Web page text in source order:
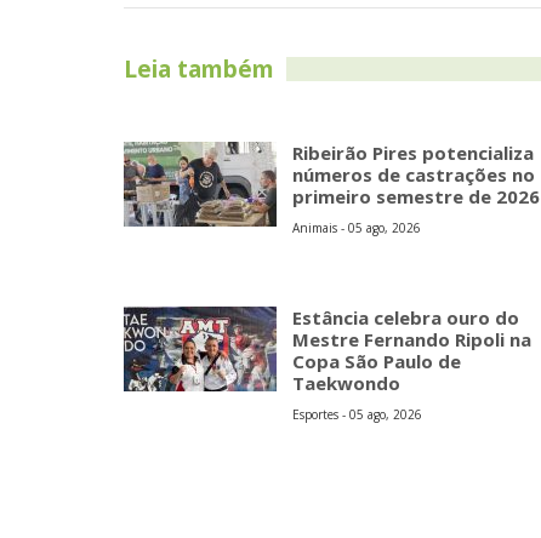
Leia também
Ribeirão Pires potencializa
números de castrações no
primeiro semestre de 2026
Animais - 05 ago, 2026
Estância celebra ouro do
Mestre Fernando Ripoli na
Copa São Paulo de
Taekwondo
Esportes - 05 ago, 2026